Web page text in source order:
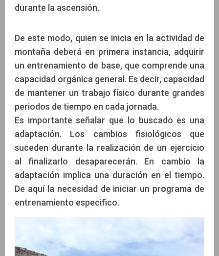
durante la ascensión.
De este modo, quien se inicia en la actividad de
montaña deberá en primera instancia, adquirir
un entrenamiento de base, que comprende una
capacidad orgánica general. Es decir, capacidad
de mantener un trabajo físico durante grandes
periodos de tiempo en cada jornada.
Es importante señalar que lo buscado es una
adaptación. Los cambios fisiológicos que
suceden durante la realización de un ejercicio
al finalizarlo desaparecerán. En cambio la
adaptación implica una duración en el tiempo.
De aquí la necesidad de iniciar un programa de
entrenamiento especifico.